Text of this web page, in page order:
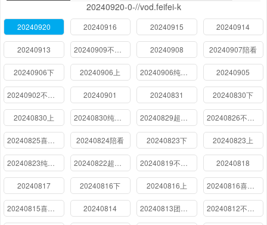
20240920-0-//vod.feifei-k
20240920 20240916 20240915 20240914
20240913 20240908 20240907陪看
20240906下 20240906上 20240905
20240901 20240831 20240830下
20240830上 20240830纯享版
20240824陪看 20240823下 20240823上
20240818
20240817 20240816下 20240816上 20240816喜人夜聊
20240814